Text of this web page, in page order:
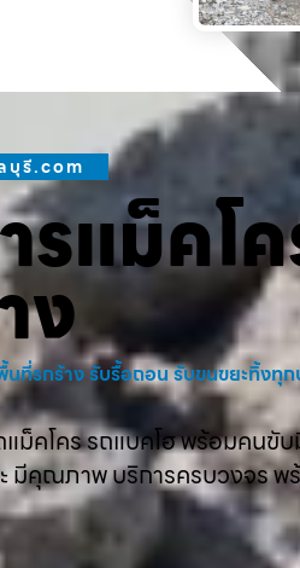
บุรี.com
รแม็คโ
ง
นที่รกร้าง รับรื้อถอน รับขนขยะทิ้งทุก
แม็คโคร รถแบคโฮ พร้อมคนขั
มีคุณภาพ บริการครบวงจร พ